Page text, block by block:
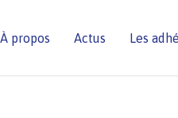
À propos Actus Les